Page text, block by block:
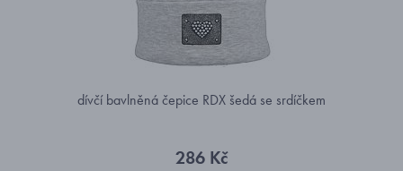
dívčí bavlněná čepice RDX šedá se srdíčkem
286 Kč